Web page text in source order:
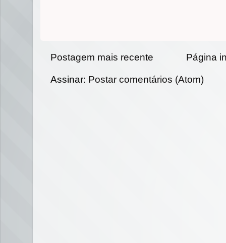
Postagem mais recente Página
Assinar: Postar comentários (Atom)